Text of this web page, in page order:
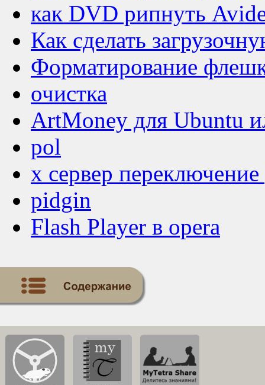
как DVD рипнуть
Как сделать
Форматирование
очистка
ArtMoney для Ubuntu
pol
x сервер переключение
pidgin
Flash Player в opera